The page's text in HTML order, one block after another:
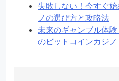
失敗しない！今すぐ
ノの選び方と攻略法
未来のギャンブル体
のビットコインカジノ